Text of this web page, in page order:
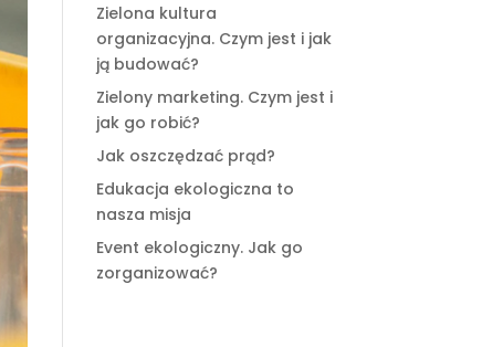
Zielona kultura
organizacyjna. Czym jest i jak
ją budować?
Zielony marketing. Czym jest i
jak go robić?
Jak oszczędzać prąd?
Edukacja ekologiczna to
nasza misja
Event ekologiczny. Jak go
zorganizować?